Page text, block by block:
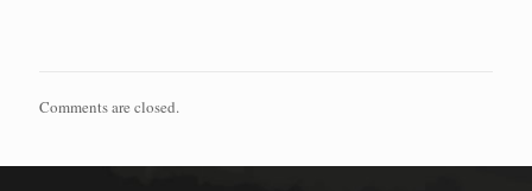
Comments are closed.